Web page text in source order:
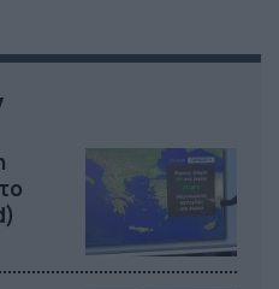
αλλά και κακό […]